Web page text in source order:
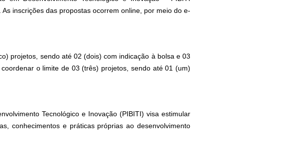
inscrições das propostas ocorrem online, por meio do e-
projetos, sendo até 02 (dois) com indicação à bolsa e 03
o limite de 03 (três) projetos, sendo até 01 (um)
Tecnológico e Inovação (PIBITI) visa estimular
conhecimentos e práticas próprias ao desenvolvimento